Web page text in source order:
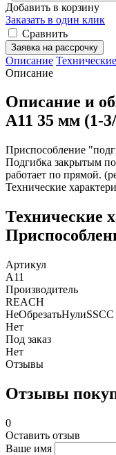
Добавить в корзину
Заказать в один клик
Сравнить
Заявка на рассрочку
Описание
Описание
Описание и
A11 35 мм (1-
Приспособление
Подгибка закрытым
работает по прямой.
Технические
Технические
Артикул
A11
Производитель
REACH
НеОбрезатьНулиSSCC
Нет
Под заказ
Нет
Отзывы
Отзывы
0
Оставить отзыв
Ваше имя